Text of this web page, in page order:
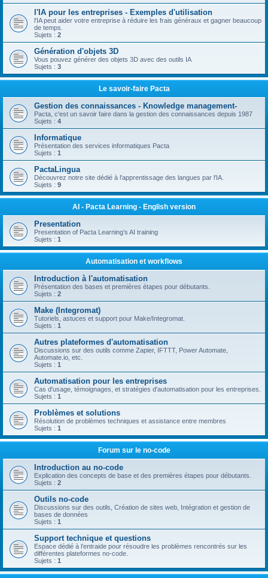
l'IA pour les entreprises - Exemples d'utilisation
l'IA peut aider votre entreprise à réduire les frais généraux et gagner beaucoup
de temps.
Sujets : 2
Génération d'objets 3D
Vous pouvez générer des objets 3D avec des outils IA
Sujets : 3
Le savoir-faire Pacta
Gestion des connaissances - Knowledge management-
Pacta, c'est un savoir faire dans la gestion des connaissances depuis 1987
Sujets : 4
Informatique
Présentation des services informatiques Pacta
Sujets : 1
PactaLingua
Découvrez notre site dédié à l'apprentissage des langues par l'IA.
Sujets : 9
AI - Pacta Learning - English version
Presentation
Presentation of Pacta Learning’s AI training
Sujets : 1
Automatisation et workflows
Introduction à l'automatisation
Présentation des bases et premières étapes pour débutants.
Sujets : 2
Make (Integromat)
Tutoriels, astuces et support pour Make/Integromat.
Sujets : 1
Autres plateformes d'automatisation
Discussions sur des outils comme Zapier, IFTTT, Power Automate,
Automate.io, etc.
Sujets : 1
Automatisation pour les entreprises
Cas d'usage, témoignages, et stratégies d'automatisation pour les entreprises.
Sujets : 1
Problèmes et solutions
Résolution de problèmes techniques et assistance entre membres
Sujets : 1
Forum sur le no-code
Introduction au no-code
Explication des concepts de base et des premières étapes pour débutants.
Sujets : 2
Outils no-code
Discussions sur des outils, Création de sites web, Intégration et gestion de
bases de données
Sujets : 1
Support technique et questions
Espace dédié à l’entraide pour résoudre les problèmes rencontrés sur les
différentes plateformes no-code.
Sujets : 1